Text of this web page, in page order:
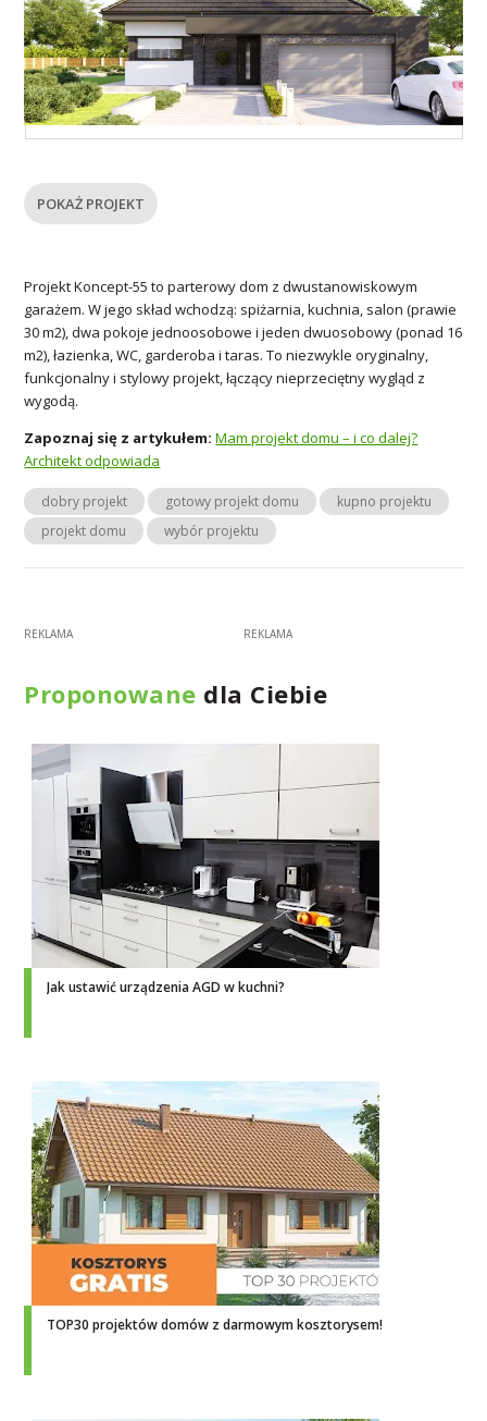
POKAŻ PROJEKT
Projekt Koncept-55 to parterowy dom z dwustanowiskowym
garażem. W jego skład wchodzą: spiżarnia, kuchnia, salon (prawie
30 m2), dwa pokoje jednoosobowe i jeden dwuosobowy (ponad 16
m2), łazienka, WC, garderoba i taras. To niezwykle oryginalny,
funkcjonalny i stylowy projekt, łączący nieprzeciętny wygląd z
wygodą.
Zapoznaj się z artykułem:Mam projekt domu – i co dalej?
Architekt odpowiada
dobry projekt gotowy projekt domu
kupno projektu
projekt domu
wybór projektu
Proponowane dla Ciebie
Jak ustawić urządzenia AGD w kuchni?
TOP30 projektów domów z darmowym kosztorysem!